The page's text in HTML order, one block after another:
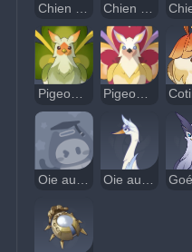
Chien de chasse ambre Chien de chasse gris acier
Pigeon rhipidure viride Pigeon rhipidure magenta